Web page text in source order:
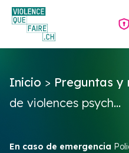
Preguntas y
Navegación privada
Inicio > Preguntas y
de violences psych...
En caso de emergencia